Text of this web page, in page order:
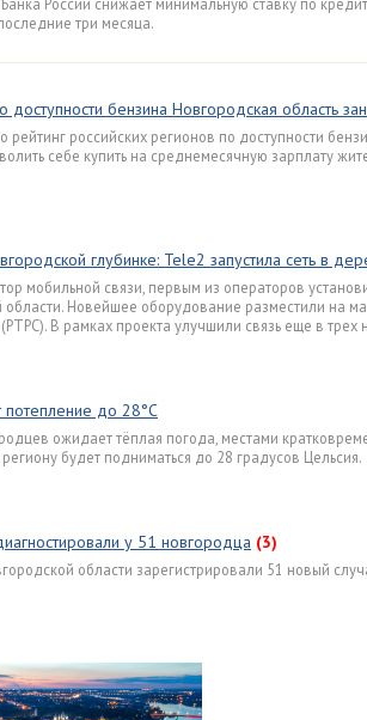
три месяца.
доступности бензина Новгородская область
рейтинг российских регионов по доступности
себе купить на среднемесячную зарплату
глубинке: Tele2 запустила сеть в
мобильной связи, первым из операторов
Новейшее оборудование разместили на
В рамках проекта улучшили связь еще в трех
до 28°С
ожидает тёплая погода, местами
будет подниматься до 28 градусов Цельсия.
у 51 новгородца (3)
области зарегистрировали 51 новый